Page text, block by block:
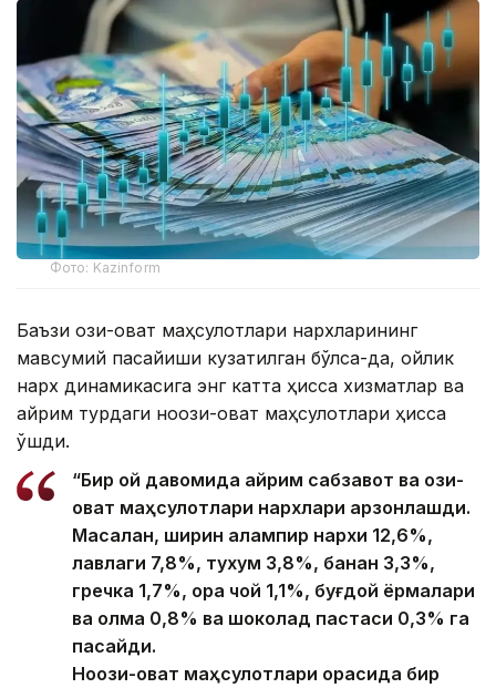
Фото: Kazinform
Баъзи озиқ-овқат маҳсулотлари нархларининг
мавсумий пасайиши кузатилган бўлса-да, ойлик
нарх динамикасига энг катта ҳисса хизматлар ва
айрим турдаги ноозиқ-овқат маҳсулотлари ҳисса
қўшди.
“Бир ой давомида айрим сабзавот ва озиқ-
овқат маҳсулотлари нархлари арзонлашди.
Масалан, ширин қалампир нархи 12,6%,
лавлаги 7,8%, тухум 3,8%, банан 3,3%,
гречка 1,7%, қора чой 1,1%, буғдой ёрмалари
ва олма 0,8% ва шоколад пастаси 0,3% га
пасайди.
Ноозиқ-овқат маҳсулотлари орасида бир